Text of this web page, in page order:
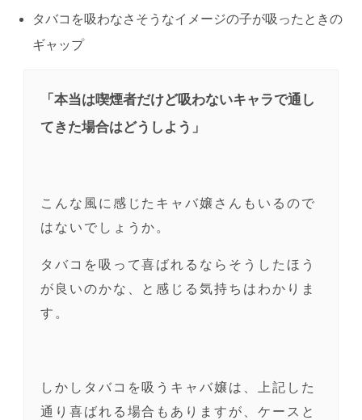
タバコを吸わなさそうなイメージの子が吸ったときの
ギャップ
「本当は喫煙者だけど吸わないキャラで通し
てきた場合はどうしよう」
こんな風に感じたキャバ嬢さんもいるので
はないでしょうか。
タバコを吸って喜ばれるならそうしたほう
が良いのかな、と感じる気持ちはわかりま
す。
しかしタバコを吸うキャバ嬢は、上記した
通り喜ばれる場合もありますが、ケースと